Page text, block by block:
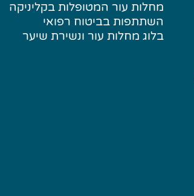
מחלות עור המטופלות בקליניקה
השתתפות בביטוח רפואי
בלוג מחלות עור ונשירת שיער